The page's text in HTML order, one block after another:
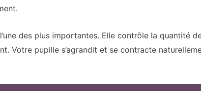
des plus importantes. Elle contrôle la quantité
Votre pupille s’agrandit et se contracte